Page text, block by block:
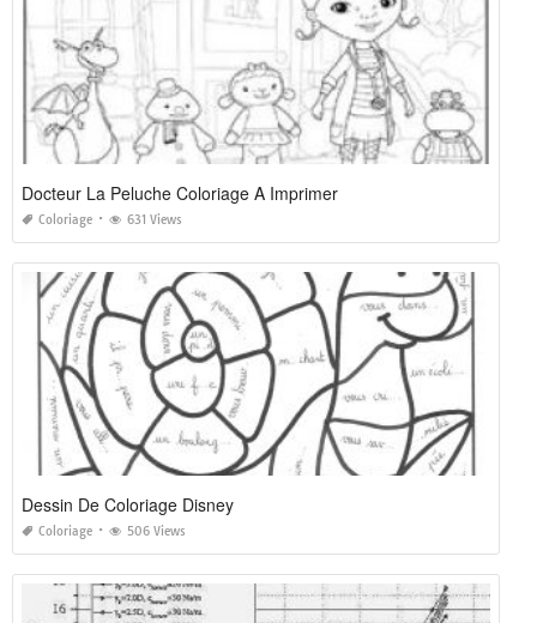
Docteur La Peluche Coloriage A Imprimer
Coloriage 631 Views
Dessin De Coloriage Disney
Coloriage 506 Views